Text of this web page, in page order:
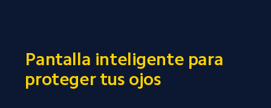
Pantalla inteligente para
proteger tus ojos